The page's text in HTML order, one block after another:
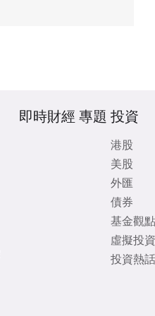
即時財經 專題 投資
港股
美股
外匯
債券
基金觀點
虛擬投資
投資熱話